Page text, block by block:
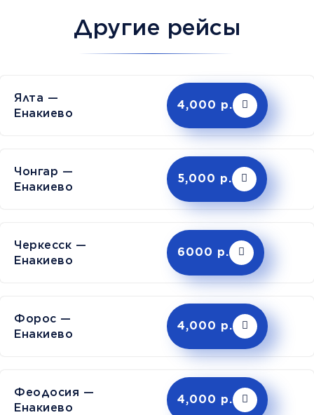
Другие рейсы
Ялта —
Енакиево
4,000 р.
Чонгар —
Енакиево
5,000 р.
Черкесск —
Енакиево
6000 р.
Форос —
Енакиево
4,000 р.
Феодосия —
Енакиево
4,000 р.